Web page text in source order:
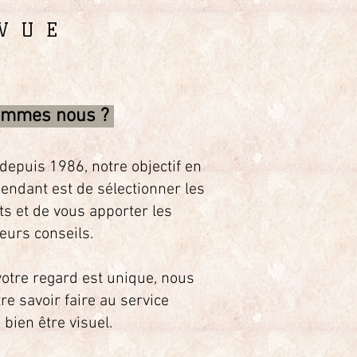
nous ?
1986, notre objectif en
est de sélectionner les
et de vous apporter les
conseils.
regard est unique, nous
savoir faire au service
bien être visuel.